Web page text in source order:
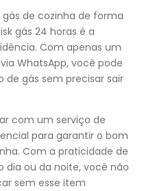
de cozinha de forma
gás 24 horas é a
Com apenas um
WhatsApp, você pode
de gás sem precisar sair
com um serviço de
para garantir o bom
Com a praticidade de
dia ou da noite, você não
sem esse item